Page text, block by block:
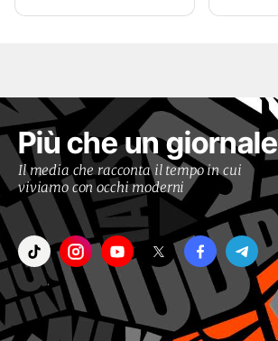
Più che un giornale
Il media che racconta il tempo in cui
viviamo con occhi moderni